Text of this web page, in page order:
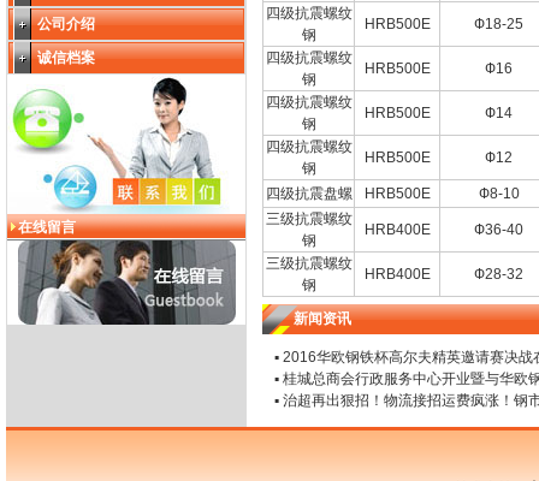
公司介绍
诚信档案
在线留言
四级抗震螺纹
钢
HRB500E
Ф18-25
四级抗震螺纹
钢
HRB500E
Ф16
四级抗震螺纹
钢
HRB500E
Ф14
四级抗震螺纹
钢
HRB500E Ф12
四级抗震盘螺 HRB500E
Ф8-10
三级抗震螺纹
钢
HRB400E
Ф36-40
三级抗震螺纹
钢
HRB400E Ф28-32
新闻资讯
▪ 2016华欧钢铁杯高尔夫精英邀请赛决战
▪ 桂城总商会行政服务中心开业暨与华欧
▪ 治超再出狠招！物流接招运费疯涨！钢